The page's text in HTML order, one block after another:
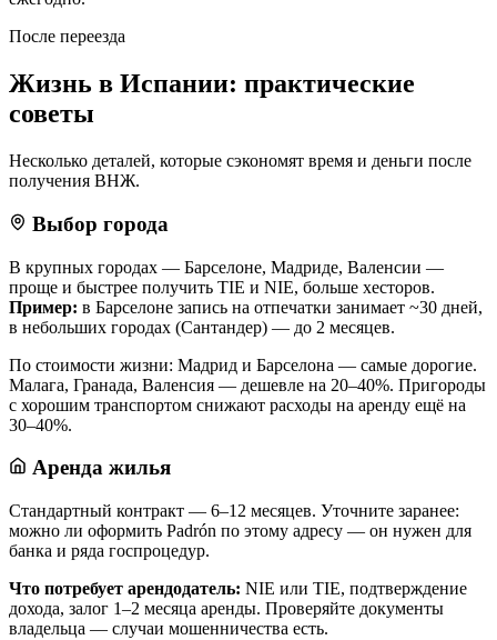
После переезда
Жизнь в Испании: практические
советы
Несколько деталей, которые сэкономят время и деньги после
получения ВНЖ.
Выбор города
В крупных городах — Барселоне, Мадриде, Валенсии —
проще и быстрее получить TIE и NIE, больше хесторов.
Пример: в Барселоне запись на отпечатки занимает ~30 дней,
в небольших городах (Сантандер) — до 2 месяцев.
По стоимости жизни: Мадрид и Барселона — самые дорогие.
Малага, Гранада, Валенсия — дешевле на 20–40%. Пригороды
с хорошим транспортом снижают расходы на аренду ещё на
30–40%.
Аренда жилья
Стандартный контракт — 6–12 месяцев. Уточните заранее:
можно ли оформить Padrón по этому адресу — он нужен для
банка и ряда госпроцедур.
Что потребует арендодатель: NIE или TIE, подтверждение
дохода, залог 1–2 месяца аренды. Проверяйте документы
владельца — случаи мошенничества есть.